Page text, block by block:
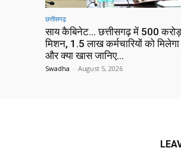
छत्तीसगढ़
साय कैबिनेट… छत्तीसगढ़ में 500
मिशन, 1.5 लाख कर्मचारियों को मिलेगा
और क्या खास जानिए…
Swadha - August 5, 2026